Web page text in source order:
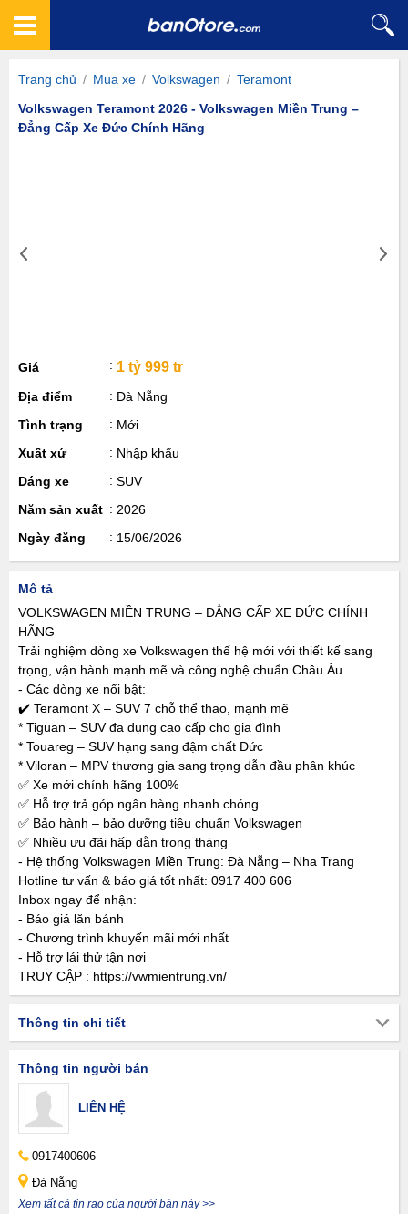
Trang chủ / Mua xe / Volkswagen / Teramont
Volkswagen Teramont 2026 - Volkswagen Miền Trung –
Đẳng Cấp Xe Đức Chính Hãng
Giá 1 tỷ 999 tr
Địa điểm
Đà Nẵng
Tình trạng
Mới
Xuất xứ
Nhập khẩu
Dáng xe
SUV
Năm sản xuất
2026
Ngày đăng
15/06/2026
Mô tả
VOLKSWAGEN MIỀN TRUNG – ĐẲNG CẤP XE ĐỨC CHÍNH
HÃNG
Trải nghiệm dòng xe Volkswagen thế hệ mới với thiết kế sang
trọng, vận hành mạnh mẽ và công nghệ chuẩn Châu Âu.
- Các dòng xe nổi bật:
✔️ Teramont X – SUV 7 chỗ thể thao, mạnh mẽ
* Tiguan – SUV đa dụng cao cấp cho gia đình
* Touareg – SUV hạng sang đậm chất Đức
* Viloran – MPV thương gia sang trọng dẫn đầu phân khúc
✅ Xe mới chính hãng 100%
✅ Hỗ trợ trả góp ngân hàng nhanh chóng
✅ Bảo hành – bảo dưỡng tiêu chuẩn Volkswagen
✅ Nhiều ưu đãi hấp dẫn trong tháng
- Hệ thống Volkswagen Miền Trung: Đà Nẵng – Nha Trang
Hotline tư vấn & báo giá tốt nhất: 0917 400 606
Inbox ngay để nhận:
- Báo giá lăn bánh
- Chương trình khuyến mãi mới nhất
- Hỗ trợ lái thử tận nơi
TRUY CẬP : https://vwmientrung.vn/
Thông tin chi tiết
Thông tin người bán
LIÊN HỆ
0917400606
Đà Nẵng
Xem tất cả tin rao của người bán này >>